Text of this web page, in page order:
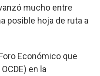
mucho entre
posible hoja de ruta a
Económico que
en la